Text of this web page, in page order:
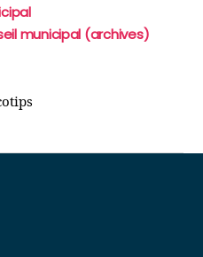
municipal (archives)